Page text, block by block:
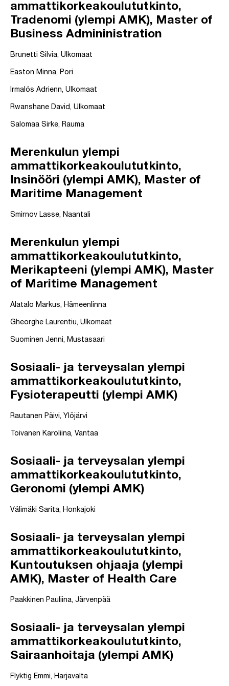
ammattikorkeakoulututkinto,
Tradenomi (ylempi AMK), Master of
Business Admininistration
Brunetti Silvia, Ulkomaat
Easton Minna, Pori
Irmalós Adrienn, Ulkomaat
Rwanshane David, Ulkomaat
Salomaa Sirke, Rauma
Merenkulun ylempi
ammattikorkeakoulututkinto,
Insinööri (ylempi AMK), Master of
Maritime Management
Smirnov Lasse, Naantali
Merenkulun ylempi
ammattikorkeakoulututkinto,
Merikapteeni (ylempi AMK), Master
of Maritime Management
Alatalo Markus, Hämeenlinna
Gheorghe Laurentiu, Ulkomaat
Suominen Jenni, Mustasaari
Sosiaali- ja terveysalan ylempi
ammattikorkeakoulututkinto,
Fysioterapeutti (ylempi AMK)
Rautanen Päivi, Ylöjärvi
Toivanen Karoliina, Vantaa
Sosiaali- ja terveysalan ylempi
ammattikorkeakoulututkinto,
Geronomi (ylempi AMK)
Välimäki Sarita, Honkajoki
Sosiaali- ja terveysalan ylempi
ammattikorkeakoulututkinto,
Kuntoutuksen ohjaaja (ylempi
AMK), Master of Health Care
Paakkinen Pauliina, Järvenpää
Sosiaali- ja terveysalan ylempi
ammattikorkeakoulututkinto,
Sairaanhoitaja (ylempi AMK)
Flyktig Emmi, Harjavalta